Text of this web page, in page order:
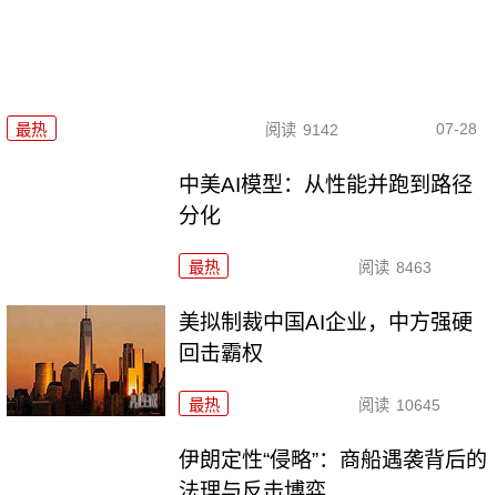
最热 阅读 9142 07-28
中美AI模型：从性能并跑到路径
分化
最热 阅读 8463
美拟制裁中国AI企业，中方强硬
回击霸权
最热 阅读 10645
伊朗定性“侵略”：商船遇袭背后的